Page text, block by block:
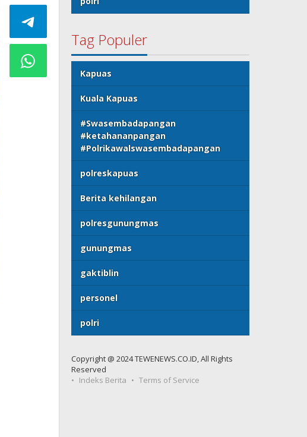
Tag Populer
Kapuas
Kuala Kapuas
#Swasembadapangan
#ketahananpangan
#Polrikawalswasembadapangan
polreskapuas
Berita kehilangan
polresgunungmas
gunungmas
gaktiblin
personel
polri
Copyright @ 2024 TEWENEWS.CO.ID, All Rights
Reserved
Indeks Berita
Terms of Service